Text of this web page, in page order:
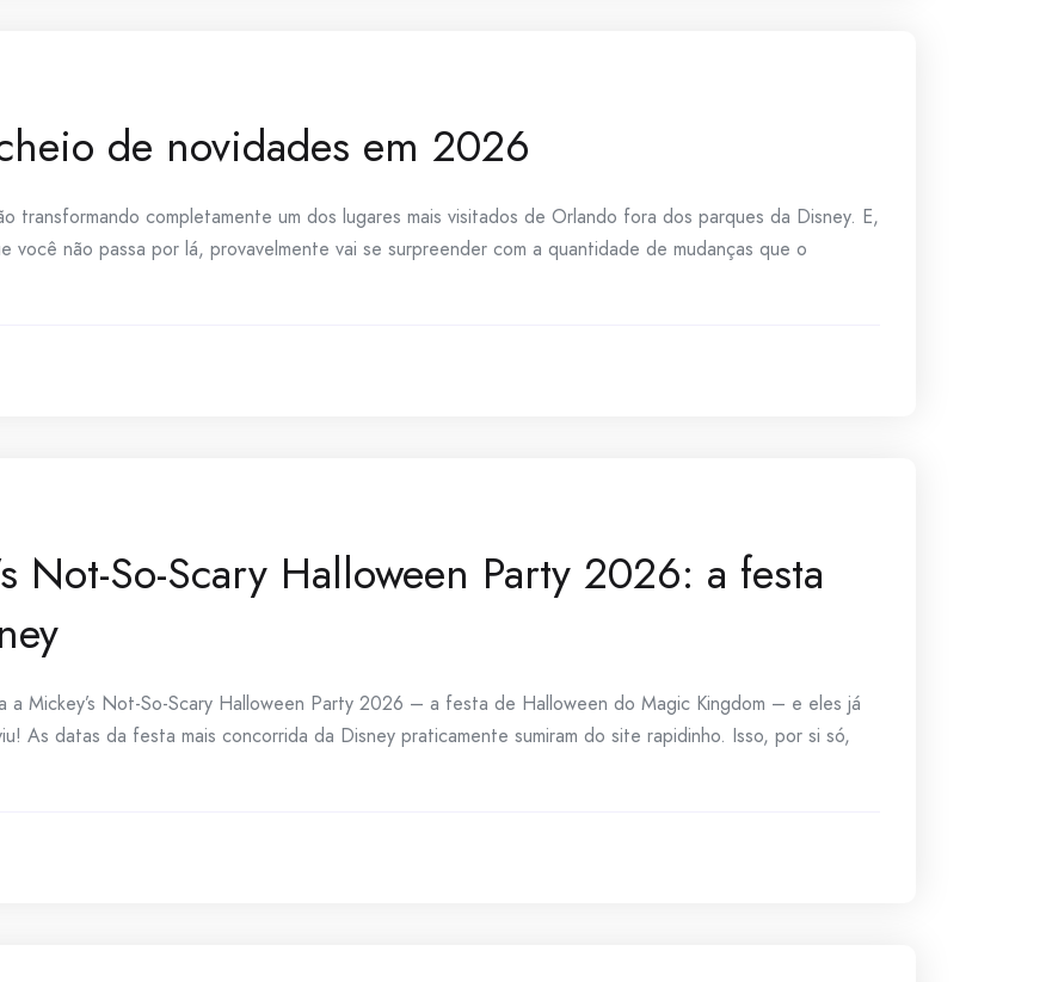
de novidades em 2026
transformando completamente um dos lugares mais visitados de Orlando fora dos parques da Disney. E,
você não passa por lá, provavelmente vai se surpreender com a quantidade de mudanças que o
Not-So-Scary Halloween Party 2026: a festa
a Mickey’s Not-So-Scary Halloween Party 2026 – a festa de Halloween do Magic Kingdom – e eles já
As datas da festa mais concorrida da Disney praticamente sumiram do site rapidinho. Isso, por si só,